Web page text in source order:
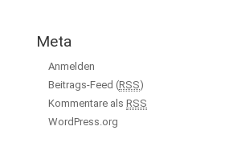
Meta
Anmelden
Beitrags-Feed (RSS)
Kommentare als RSS
WordPress.org